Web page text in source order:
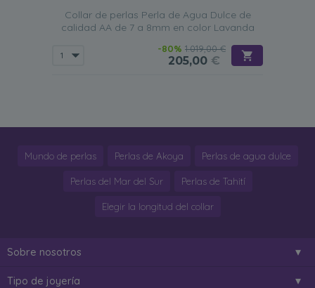
Collar de perlas Perla de Agua Dulce de
calidad AA de 7 a 8mm en color Lavanda
-80% 1.019,00 €
205,00 €
Mundo de perlas Perlas de Akoya Perlas de agua dulce
Perlas del Mar del Sur Perlas de Tahití
Elegir la longitud del collar
Sobre nosotros
Tipo de joyería